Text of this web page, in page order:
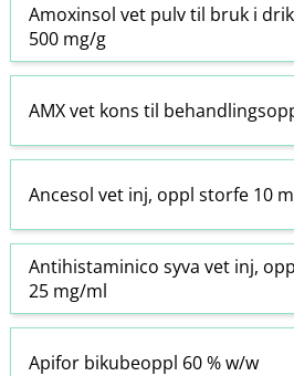
Amoxinsol vet pulv til bruk i
500 mg/g
AMX vet kons til
Ancesol vet inj, oppl storfe 10
Antihistaminico syva vet inj,
25 mg/ml
Apifor bikubeoppl 60 % w​/​w